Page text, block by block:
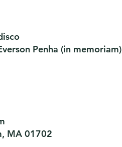
Penha​ (in memoriam)
MA 01702